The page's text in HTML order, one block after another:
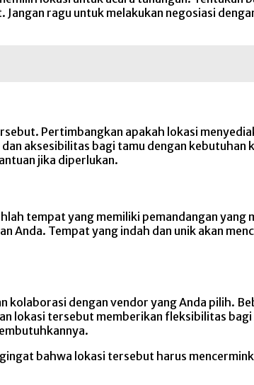
ragu untuk melakukan negosiasi
Pertimbangkan apakah lokasi
aksesibilitas bagi tamu dengan kebutuhan
jika diperlukan.
tempat yang memiliki pemandangan
Anda. Tempat yang indah dan unik akan
dengan vendor yang Anda pilih.
lokasi tersebut memberikan fleksibilitas
bahwa lokasi tersebut harus